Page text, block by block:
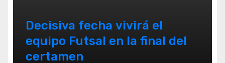
Decisiva fecha vivirá el
equipo Futsal en la final del
certamen